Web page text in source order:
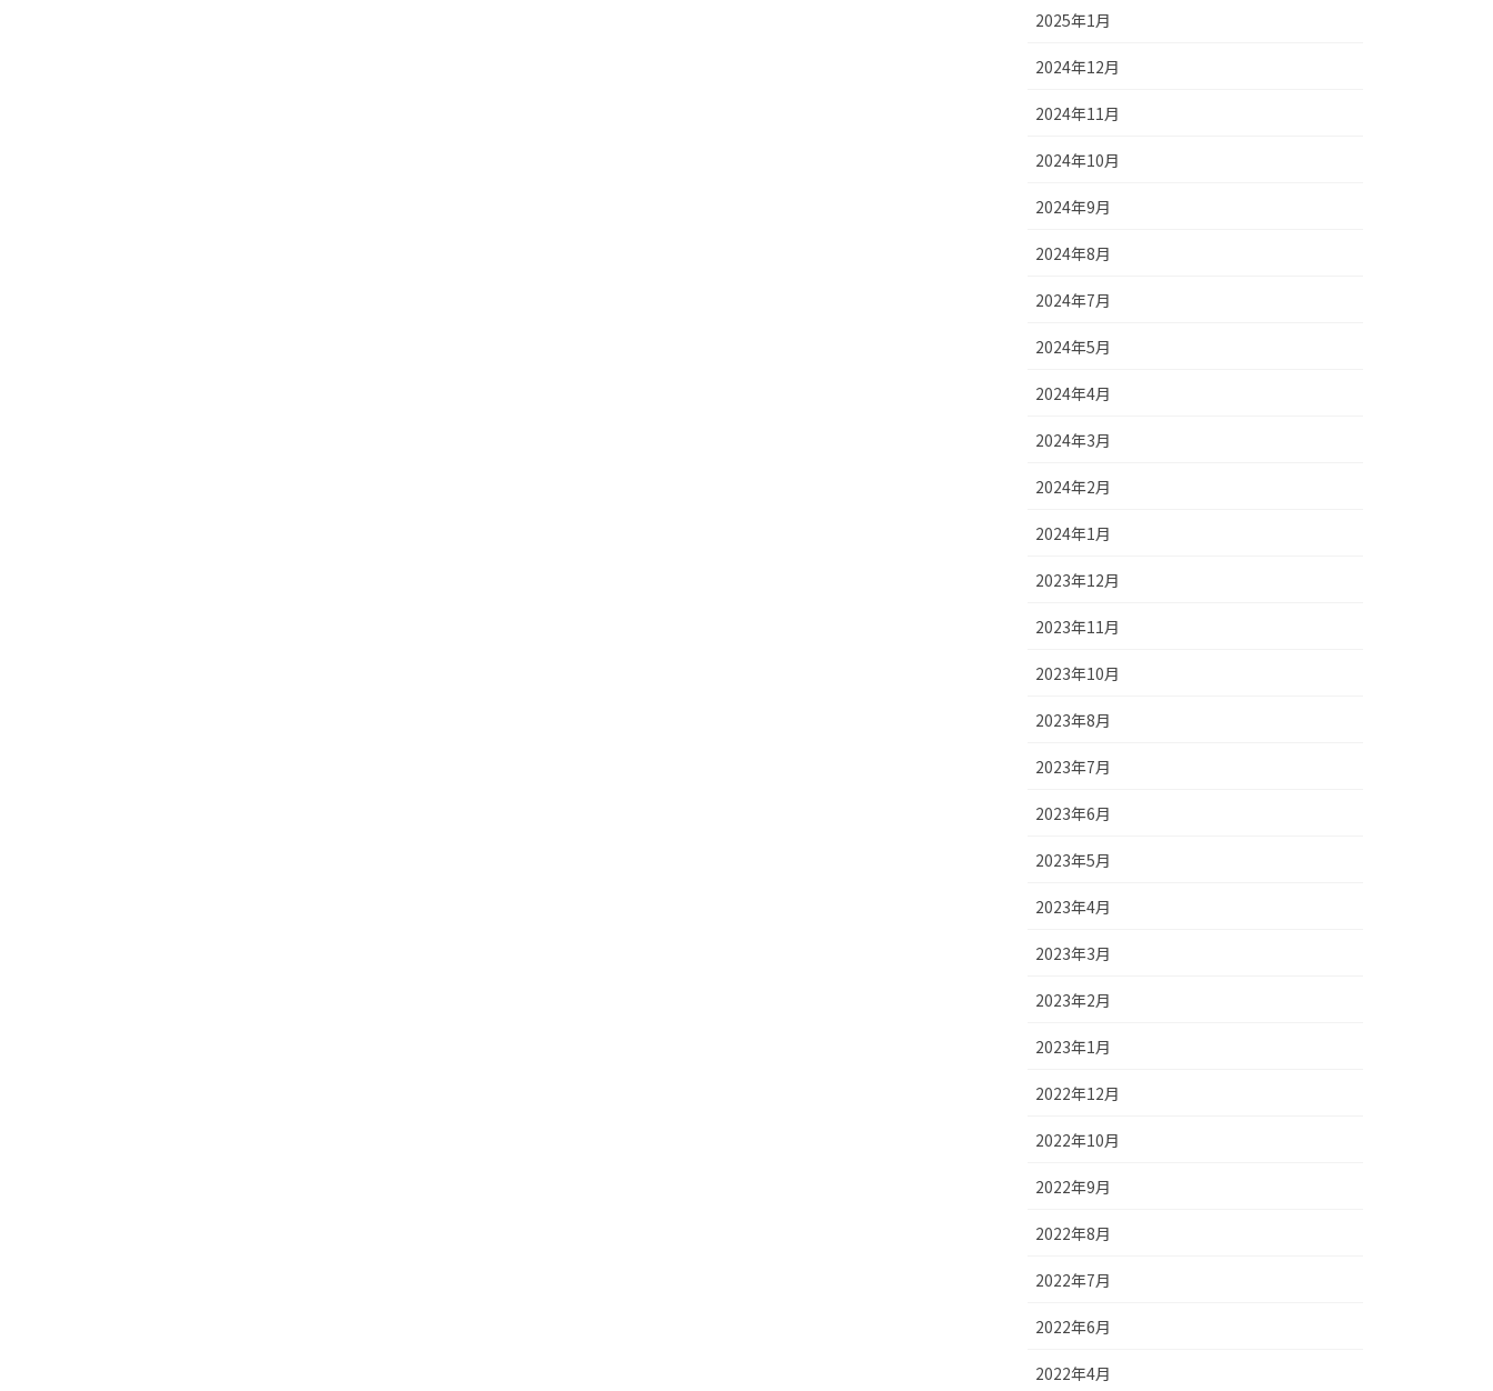
2025年1月
2024年12月
2024年11月
2024年10月
2024年9月
2024年8月
2024年7月
2024年5月
2024年4月
2024年3月
2024年2月
2024年1月
2023年12月
2023年11月
2023年10月
2023年8月
2023年7月
2023年6月
2023年5月
2023年4月
2023年3月
2023年2月
2023年1月
2022年12月
2022年10月
2022年9月
2022年8月
2022年7月
2022年6月
2022年4月